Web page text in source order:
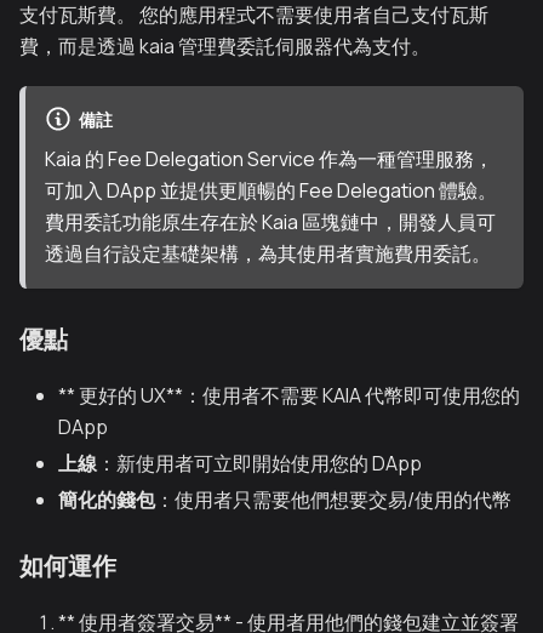
支付瓦斯費。 您的應用程式不需要使用者自己支付瓦斯
費，而是透過 kaia 管理費委託伺服器代為支付。
備註
Kaia 的 Fee Delegation Service 作為一種管理服務，
可加入 DApp 並提供更順暢的 Fee Delegation 體驗。
費用委託功能原生存在於 Kaia 區塊鏈中，開發人員可
透過自行設定基礎架構，為其使用者實施費用委託。
優點
** 更好的 UX**：使用者不需要 KAIA 代幣即可使用您的
DApp
上線 ：新使用者可立即開始使用您的 DApp
簡化的錢包：使用者只需要他們想要交易/使用的代幣
如何運作
** 使用者簽署交易** - 使用者用他們的錢包建立並簽署